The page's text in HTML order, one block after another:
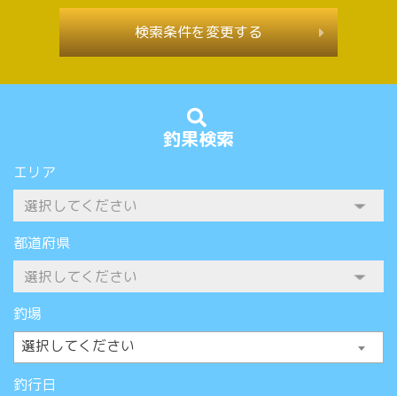
釣果検索
エリア
都道府県
釣場
選択してください
釣行日
検索条件を変更する